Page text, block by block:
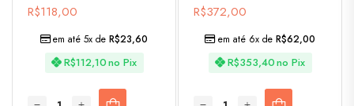
R$118,00
R$112,10no Pix
em até 5x deR$23,60
R$372,00
R$353,40no Pix
em até 6x de R$62,00